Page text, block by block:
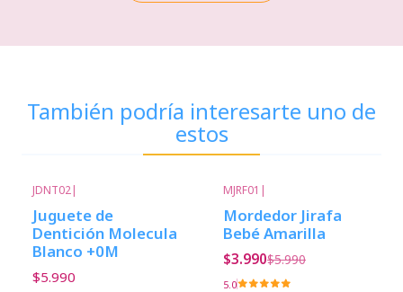
También podría interesarte uno de
estos
JDNT02|
Juguete de
Dentición Molecula
Blanco +0M
$5.990
MJRF01 |
Mordedor Jirafa
Bebé Amarilla
$3.990$5.990
5.0